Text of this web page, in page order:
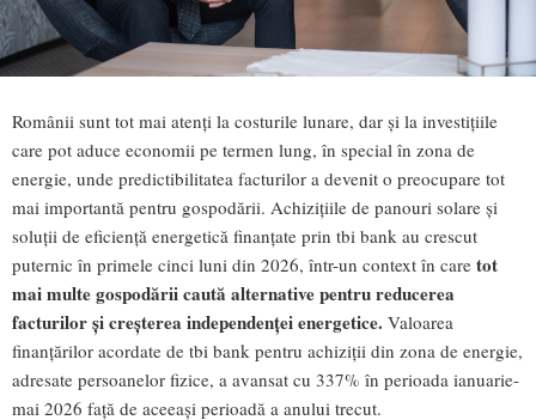
Românii sunt tot mai atenți la costurile lunare, dar și la investițiile
care pot aduce economii pe termen lung, în special în zona de
energie, unde predictibilitatea facturilor a devenit o preocupare tot
mai importantă pentru gospodării. Achizițiile de panouri solare și
soluții de eficiență energetică finanțate prin tbi bank au crescut
puternic în primele cinci luni din 2026, într-un context în care tot
mai multe gospodării caută alternative pentru reducerea
facturilor și creșterea independenței energetice. Valoarea
finanțărilor acordate de tbi bank pentru achiziții din zona de energie,
adresate persoanelor fizice, a avansat cu 337% în perioada ianuarie-
mai 2026 față de aceeași perioadă a anului trecut.